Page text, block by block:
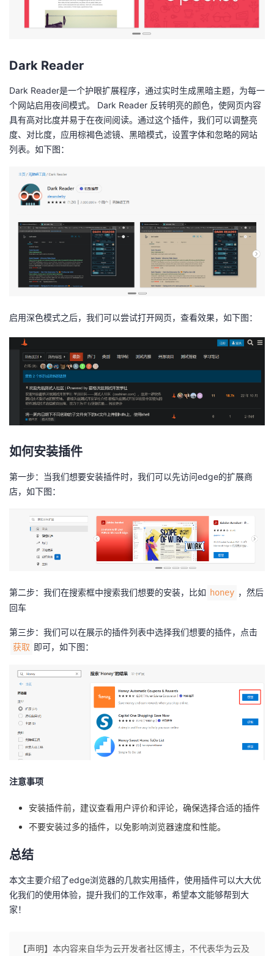
Dark Reader
Dark Reader是一个护眼扩展程序，通过实时生成黑暗主题，为每一
个网站启用夜间模式。 Dark Reader 反转明亮的颜色，使网页内容
具有高对比度并易于在夜间阅读。通过这个插件，我们可以调整亮
度、对比度，应用棕褐色滤镜、黑暗模式，设置字体和忽略的网站
列表。如下图：
启用深色模式之后，我们可以尝试打开网页，查看效果，如下图：
如何安装插件
第一步：当我们想要安装插件时，我们可以先访问edge的扩展商
店，如下图：
第二步：我们在搜索框中搜索我们想要的安装，比如 honey ，然后
回车
第三步：我们可以在展示的插件列表中选择我们想要的插件，点击
获取 即可，如下图：
注意事项
安装插件前，建议查看用户评价和评论，确保选择合适的插件
不要安装过多的插件，以免影响浏览器速度和性能。
总结
本文主要介绍了edge浏览器的几款实用插件，使用插件可以大大优
化我们的使用体验，提升我们的工作效率，希望本文能够帮到大
家！
【声明】本内容来自华为云开发者社区博主，不代表华为云及